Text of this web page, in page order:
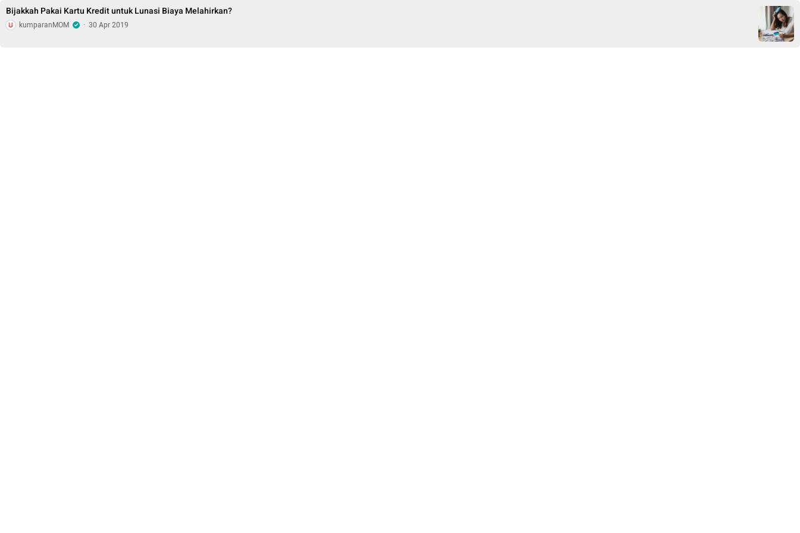
Bijakkah Pakai Kartu Kredit untuk Lunasi Biaya Melahirkan?
kumparanMOM · 30 Apr 2019